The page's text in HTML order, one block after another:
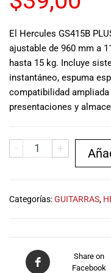
El Hercules GS415B
ajustable de 960 mm a
hasta 15 kg. Incluye
instantáneo, espuma
compatibilidad
presentaciones y
- +
Categorías:GUITARRAS,
Share on
Facebook